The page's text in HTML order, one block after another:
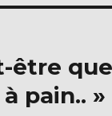
être
pain.. »